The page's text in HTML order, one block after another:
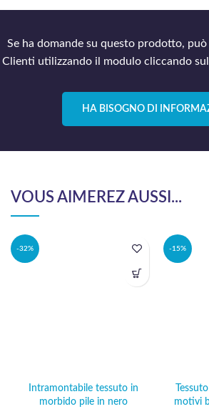
Se ha domande su questo prodotto,
Clienti utilizzando il modulo cliccando
HA BISOGNO DI
VOUS AIMEREZ AUSSI...
-32%
Intramontabile tessuto in
morbido pile in nero
-15%
motivi